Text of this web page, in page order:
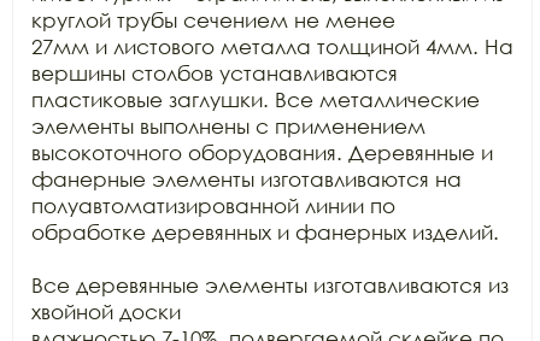
круглой трубы сечением не менее
27мм и листового металла толщиной 4мм. На
вершины столбов устанавливаются
пластиковые заглушки. Все металлические
элементы выполнены с применением
высокоточного оборудования. Деревянные и
фанерные элементы изготавливаются на
полуавтоматизированной линии по
обработке деревянных и фанерных изделий.
Все деревянные элементы изготавливаются из
хвойной доски